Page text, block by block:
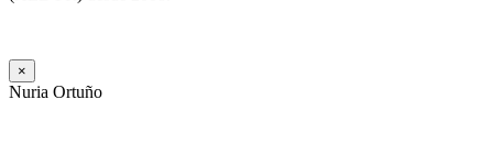
×
Nuria Ortuño